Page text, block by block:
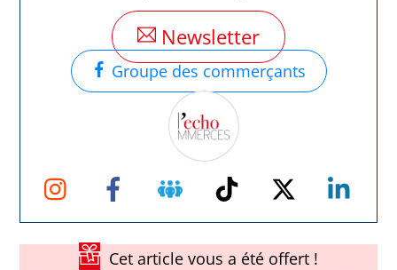
Newsletter
Groupe des commerçants
Instagram Facebook Groupe
Facebook
TikTok Twitter
Cet article vous a été offert !